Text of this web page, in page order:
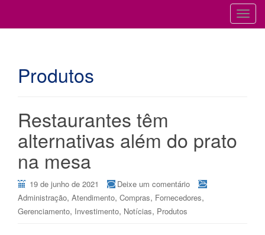
T
o
Produtos
Restaurantes têm
alternativas além do prato
na mesa
19 de junho de 2021
Deixe um comentário
Administração, Atendimento, Compras, Fornecedores,
Gerenciamento, Investimento, Notícias, Produtos